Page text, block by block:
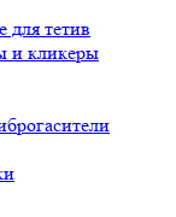
для тетив
и кликеры